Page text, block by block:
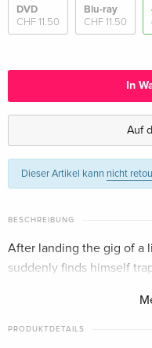
DVD
CHF 11.50
Blu-ray
CHF 11.50
In
Auf
Dieser Artikel kann nicht
BESCHREIBUNG
After landing the gig of a
suddenly finds himself
PRODUKTDETAILS